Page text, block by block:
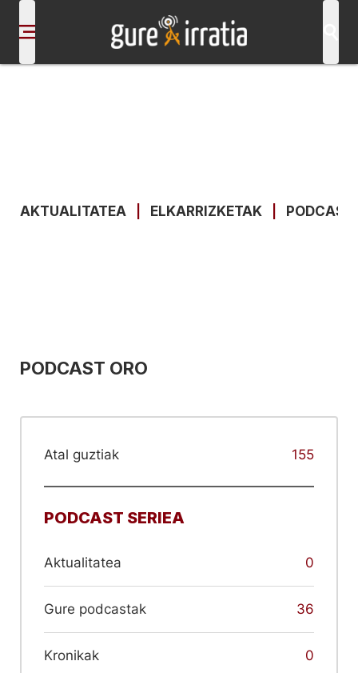
AKTUALITATEA ELKARRIZKETAK
PODCAST ORO
Atal guztiak 155
PODCAST SERIEA
Aktualitatea 0
Gure podcastak 36
Kronikak 0